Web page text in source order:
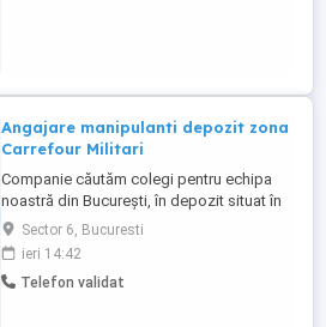
Angajare manipulanti depozit zona
Carrefour Militari
Companie căutăm colegi pentru echipa
noastră din București, în depozit situat în
zona Carrefour Militari. Posturi disponibile:
4-5 Manipulanti marfa Responsabilități
principale: Manipularea produselor în
depozit Descărcarea containerelor
Sector 6, Bucuresti
ieri 14:42
Telefon validat